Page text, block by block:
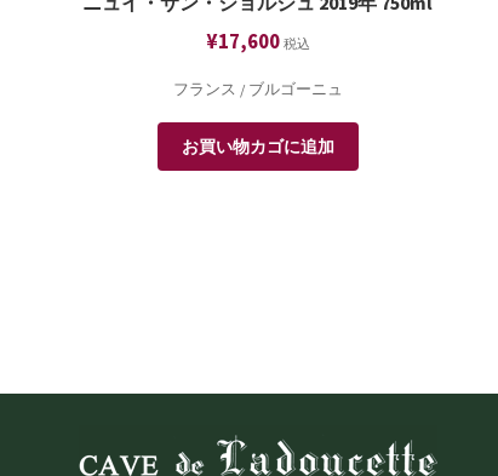
¥17,600 税込
フランス / ブルゴーニュ
お買い物カゴに追加